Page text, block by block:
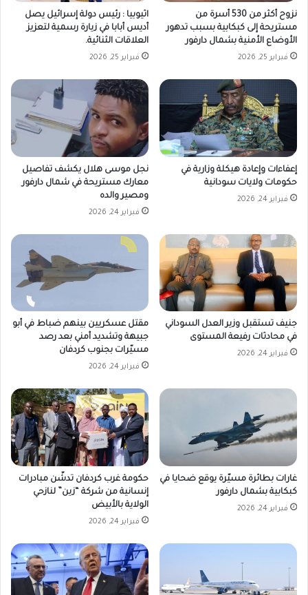
نزوح أكثر من 530 أسرة من
مستريحة إلى كبكابية بسبب تدهور
الأوضاع الأمنية بشمال دارفور
فبراير 25, 2026
اثيوبيا : رئيس دولة إسرائيل يصل
أديس أبابا في زيارة رسمية لتعزيز
العلاقات الثنائية.
فبراير 25, 2026
إعفاءات وإعادة هيكلة وزارية في
حكومات ولايات سودانية
فبراير 24, 2026
نجل موسى هلال يكشف تفاصيل
معارك مستريحة في شمال دارفور
ومصير والده
فبراير 24, 2026
جنيف تستقبل وزير العدل السوداني
في محادثات رفيعة المستوى
فبراير 24, 2026
مقتل عسكريين بينهم ضباط في أبو
جبيهة وتشديد أمني بعد رصد
مسيّرات بجنوب كردفان
فبراير 24, 2026
غارات بطائرة مسيّرة يوقع ضحايا في
كبكابية بشمال دارفور
فبراير 24, 2026
حكومة غرب كردفان تدشّن مبادرات
إنسانية من شركة “زين” لنازحي
الولاية بالأبيض
فبراير 24, 2026